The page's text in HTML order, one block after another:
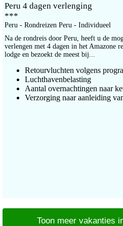
Peru 4 dagen verlenging
***
Peru - Rondreizen Peru - Individueel
Na de rondreis door Peru, heeft u de
verlengen met 4 dagen in het Amazone
lodge en bezoekt de meest bij...
Retourvluchten volgens
Luchthavenbelasting
Aantal overnachtingen naar
Verzorging naar aanleiding
Toon meer vakanties